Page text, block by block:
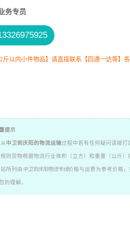
务专员
斤以内小件物品】请直接联系【四通一达等】各
提示
中卫到庆阳的物流运输过程中若有任何疑问请拨打
则货物根据物流行业体积（立方）和重量（公斤）
所列由中卫到庆阳物流专线价格与运费为参考价格
的理解。